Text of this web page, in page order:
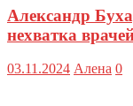
Александр
нехватка
03.11.2024 Алена 0